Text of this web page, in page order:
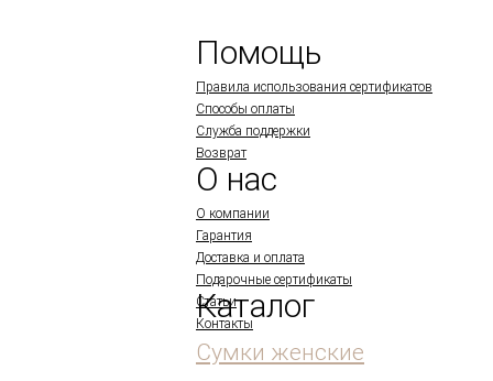
Помощь
Правила использования сертификатов
Способы оплаты
Служба поддержки
Возврат
О нас
О компании
Гарантия
Доставка и оплата
Подарочные сертификаты
Статьи
Контакты
Каталог
Сумки женские